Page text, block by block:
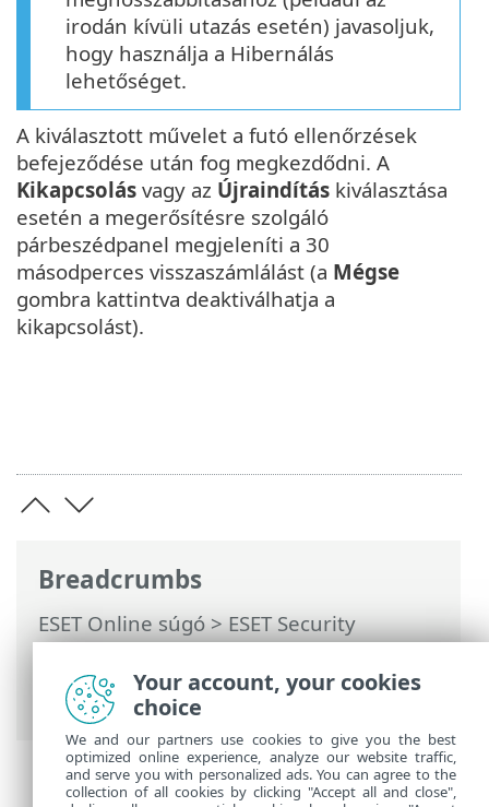
Breadcrumbs
ESET Online súgó>ESET Security
Ultimate>Az ESET Security Ultimate
használata>Számítógép ellenőrzése> Az
ellenőrzés folyamata
irodán kívüli utazás esetén) javasoljuk,
hogy használja a Hibernálás
lehetőséget.
A kiválasztott művelet a futó ellenőrzések
befejeződése után fog megkezdődni. A
Kikapcsolás vagy az Újraindítás kiválasztása
esetén a megerősítésre szolgáló
párbeszédpanel megjeleníti a 30
másodperces visszaszámlálást (a Mégse
gombra kattintva deaktiválhatja a
kikapcsolást).
Your account, your cookies
choice
We and our partners use cookies to give you the best
optimized online experience, analyze our website traffic,
and serve you with personalized ads. You can agree to the
collection of all cookies by clicking "Accept all and close",